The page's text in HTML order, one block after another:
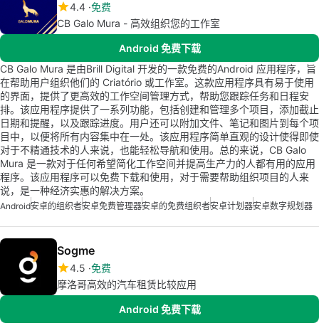
4.4 免费
CB Galo Mura - 高效组织您的工作室
Android 免费下载
CB Galo Mura 是由Brill Digital 开发的一款免费的Android 应用程序，旨
在帮助用户组织他们的 Criatório 或工作室。这款应用程序具有易于使用
的界面，提供了更高效的工作空间管理方式，帮助您跟踪任务和日程安
排。该应用程序提供了一系列功能，包括创建和管理多个项目，添加截止
日期和提醒，以及跟踪进度。用户还可以附加文件、笔记和图片到每个项
目中，以便将所有内容集中在一处。该应用程序简单直观的设计使得即使
对于不精通技术的人来说，也能轻松导航和使用。总的来说，CB Galo
Mura 是一款对于任何希望简化工作空间并提高生产力的人都有用的应用
程序。该应用程序可以免费下载和使用，对于需要帮助组织项目的人来
说，是一种经济实惠的解决方案。
Android安卓的组织者安卓免费管理器安卓的免费组织者安卓计划器安卓数字规划器
Sogme
4.5 免费
摩洛哥高效的汽车租赁比较应用
Android 免费下载